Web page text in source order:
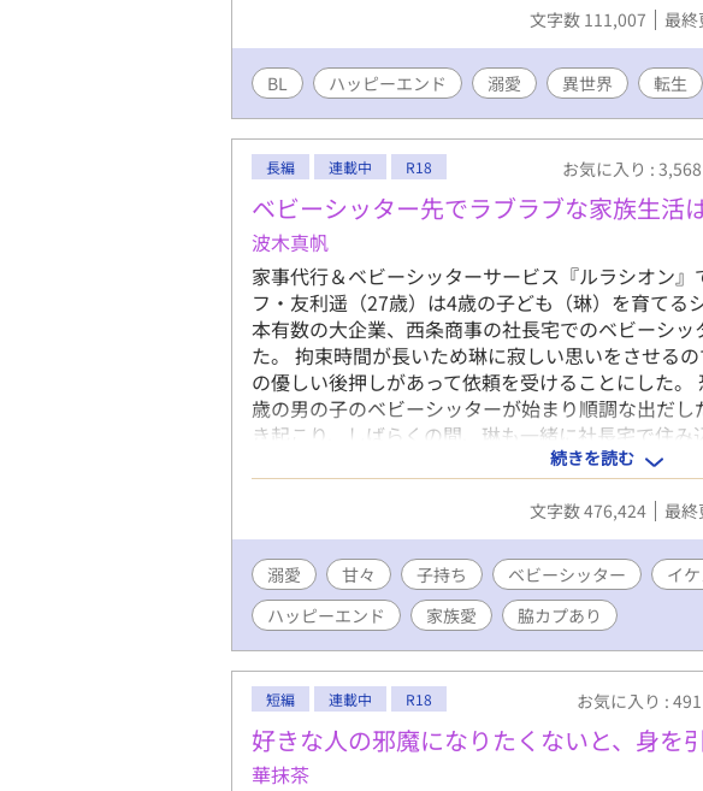
文字数 111,007 最
BL ハッピーエンド 溺愛 異世界 転生
長編 連載中 R18 お気に入り : 3,568
ベビーシッター先でラブラブな家族生活
波木真帆
家事代行＆ベビーシッターサービス『ルラシオン
フ・友利遥（27歳）は4歳の子ども（琳）を育てる
本有数の大企業、西条商事の社長宅でのベビーシ
た。 拘束時間が長いため琳に寂しい思いをさせる
の優しい後押しがあって依頼を受けることにした。
歳の男の子のベビーシッターが始まり順調な出だ
き起こり、しばらくの間、琳も一緒に社長宅で住
一緒に暮らし始めてから西条さんとラブラブな雰
ファザーのベビーシッターと子どもの扱いに慣れ
ピーエンド小説です。 R18には※つけます。
続きを読む
文字数 476,424 最
溺愛 甘々 子持ち ベビーシッター イ
ハッピーエンド
家族愛 脇カプあり
短編 連載中 R18 お気に入り : 491
好きな人の邪魔になりたくないと、身を
華抹茶